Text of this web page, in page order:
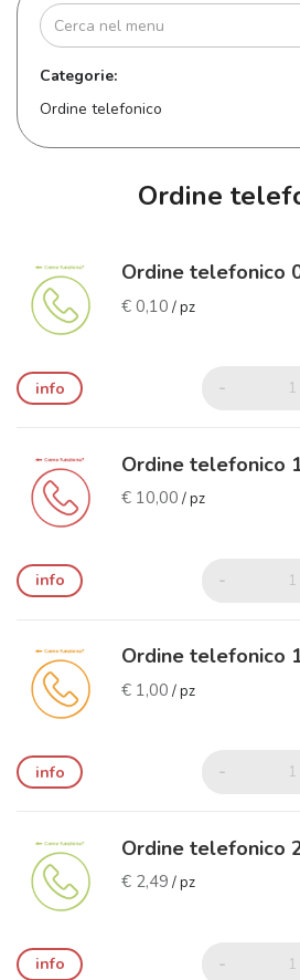
Categorie:
Ordine telefonico
Ordine
Ordine telefonico
€ 0,10 / pz
info -
Ordine telefonico
€ 10,00 / pz
info -
Ordine telefonico
€ 1,00 / pz
info -
Ordine telefonico
€ 2,49 / pz
info -